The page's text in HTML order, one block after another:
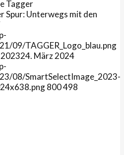
Tagger
09/TAGGER_Logo_blau.png
24. März 2024
08/SmartSelectImage_2023-
800498